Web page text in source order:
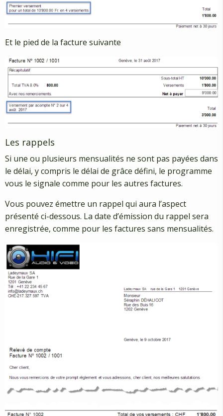
Et le pied de la facture suivante
Les rappels
Si une ou plusieurs mensualités ne sont pas payées dans
le délai, y compris le délai de grâce défini, le programme
vous le signale comme pour les autres factures.
Vous pouvez émettre un rappel qui aura l’aspect
présenté ci-dessous. La date d’émission du rappel sera
enregistrée, comme pour les factures sans mensualités.